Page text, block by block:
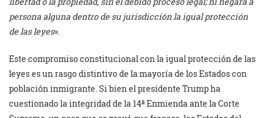
persona alguna dentro de su jurisdicción la igual protección
de las leyes».
Este compromiso constitucional con la igual protección de las
leyes es un rasgo distintivo de la mayoría de los Estados con
población inmigrante. Si bien el presidente Trump ha
cuestionado la integridad de la 14ª Enmienda ante la Corte